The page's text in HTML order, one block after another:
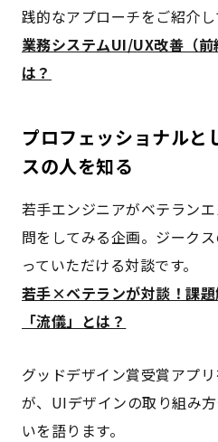
践的なアプローチをご紹介し
業務システムUI/UX改善（
は？
プロフェッショナルと
スの人を知る
若手エンジニアがベテラン
問をしてみる企画。ジーク
っていただける対談です。
若手×ベテランが対談！課
「流儀」とは？
グッドデザイン賞受賞アプ
が、UIデザインの取り組み
いを語ります。